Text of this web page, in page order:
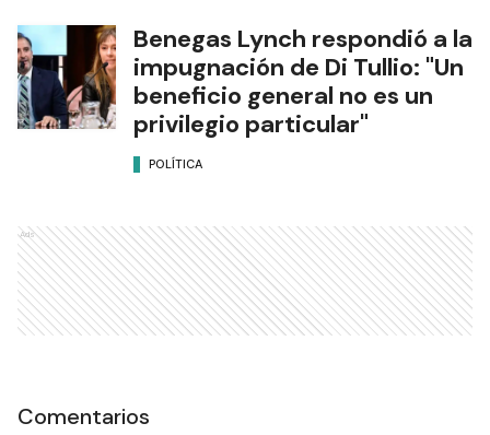
Benegas Lynch respondió a la
impugnación de Di Tullio: "Un
beneficio general no es un
privilegio particular"
POLÍTICA
Ads
Comentarios